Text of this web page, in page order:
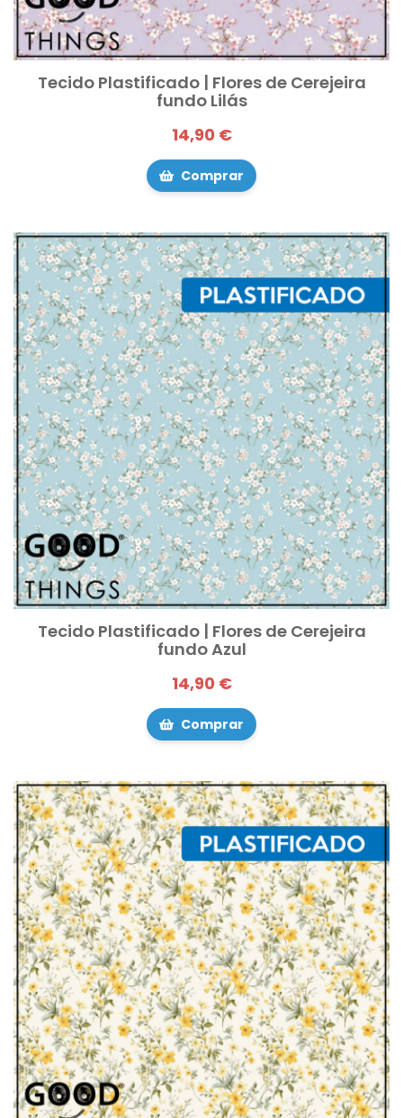
Tecido Plastificado | Flores de Cerejeira
fundo Lilás
14,90 €
Comprar
Tecido Plastificado | Flores de Cerejeira
fundo Azul
14,90 €
Comprar